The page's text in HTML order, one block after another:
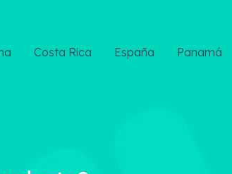
Costa Rica España Panamá